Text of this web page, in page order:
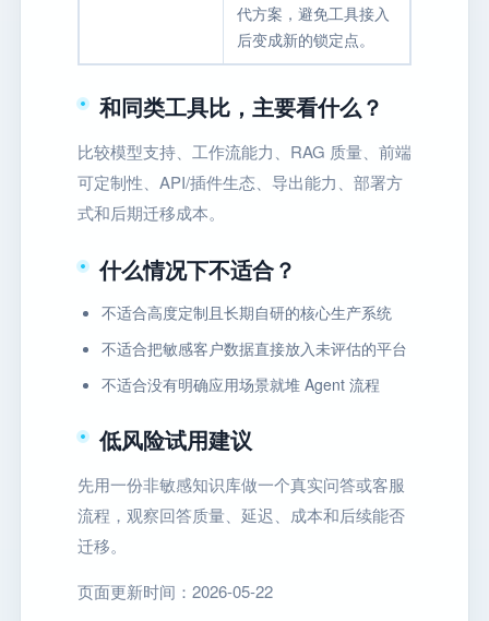
代方案，避免工具接入
后变成新的锁定点。
和同类工具比，主要看什么？
比较模型支持、工作流能力、RAG 质量、前端
可定制性、API/插件生态、导出能力、部署方
式和后期迁移成本。
什么情况下不适合？
不适合高度定制且长期自研的核心生产系统
不适合把敏感客户数据直接放入未评估的平台
不适合没有明确应用场景就堆 Agent 流程
低风险试用建议
先用一份非敏感知识库做一个真实问答或客服
流程，观察回答质量、延迟、成本和后续能否
迁移。
页面更新时间：2026-05-22